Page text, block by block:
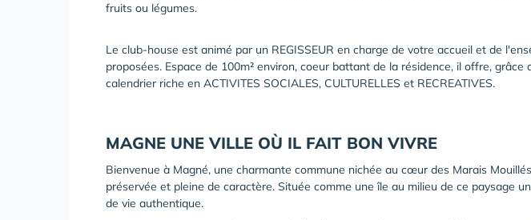
fruits ou légumes.
Le club-house est animé par un REGISSEUR en charge de votre accueil et de
proposées. Espace de 100m² environ, coeur battant de la résidence, il offre, grâce
calendrier riche en ACTIVITES SOCIALES, CULTURELLES et RECREATIVES.
MAGNE UNE VILLE OÙ IL FAIT BON VIVRE
Bienvenue à Magné, une charmante commune nichée au cœur des Marais
préservée et pleine de caractère. Située comme une île au milieu de ce paysage
de vie authentique.